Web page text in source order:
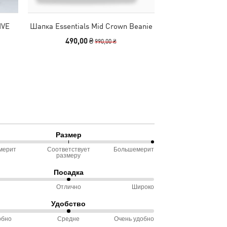
Шапка Essentials Mid Crown Beanie
490,00 ₴990,00 ₴
Размер
Соответствует
размеру
Большемерит
Посадка
Отлично Широко
Удобство
Средне Очень удобно